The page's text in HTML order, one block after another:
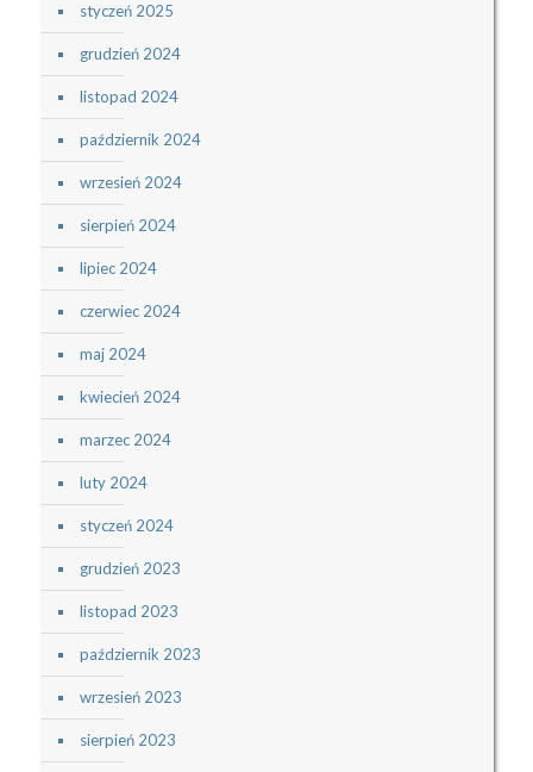
styczeń 2025
grudzień 2024
listopad 2024
październik 2024
wrzesień 2024
sierpień 2024
lipiec 2024
czerwiec 2024
maj 2024
kwiecień 2024
marzec 2024
luty 2024
styczeń 2024
grudzień 2023
listopad 2023
październik 2023
wrzesień 2023
sierpień 2023